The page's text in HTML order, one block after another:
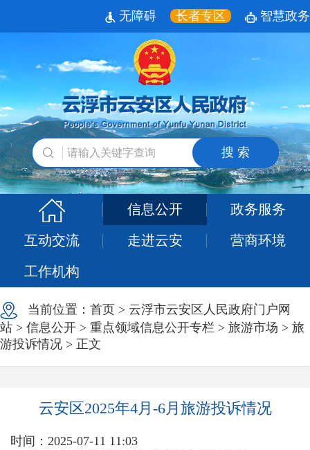
无障碍 长者专区 智慧政务
搜 索
信息公开 政务服务
互动交流 走进云安 营商环境
工作机构
当前位置： 首页 > 云浮市云安区人民政府门户网
站 > 信息公开 > 重点领域信息公开专栏 > 旅游市场 > 旅
游投诉情况 > 正文
云安区2025年4月-6月旅游投诉情况
时间：2025-07-11 11:03